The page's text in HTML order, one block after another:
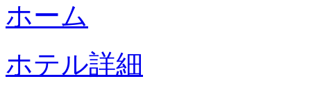
ホーム
ホテル詳細